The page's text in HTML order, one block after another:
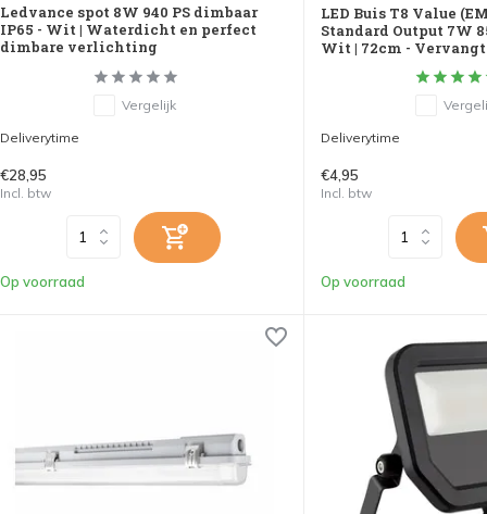
Ledvance spot 8W 940 PS dimbaar
IP65 - Wit | Waterdicht en perfect
dimbare verlichting
Vergelijk
Deliverytime
€28,95
Incl. btw
Op voorraad
LED Buis T8 Value
Standard Output 7W
Wit | 72cm -
Deliverytime
€4,95
Incl. btw
Op voorraad